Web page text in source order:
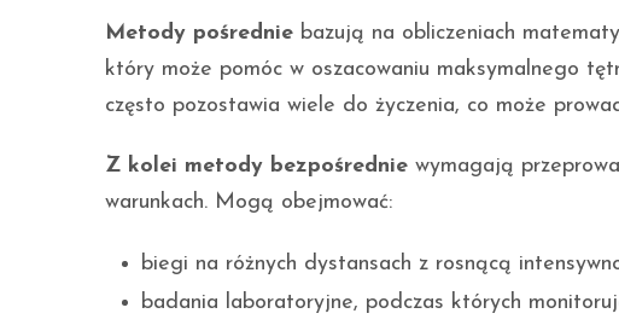
Metody pośrednie bazują na obliczeniach
który może pomóc w oszacowaniu maksymalnego
często pozostawia wiele do życzenia, co może
Z kolei metody bezpośrednie wymagają
warunkach. Mogą obejmować:
biegi na różnych dystansach z rosnącą
badania laboratoryjne, podczas których